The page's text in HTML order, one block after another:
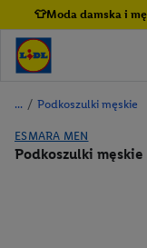
👕Moda damska i
/ Podkoszulki męskie
ESMARA MEN
Podkoszulki męskie